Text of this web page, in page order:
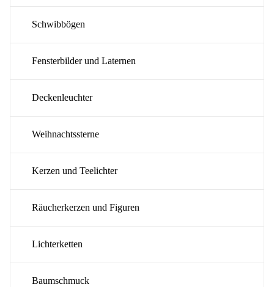
Schwibbögen
Fensterbilder und Laternen
Deckenleuchter
Weihnachtssterne
Kerzen und Teelichter
Räucherkerzen und Figuren
Lichterketten
Baumschmuck